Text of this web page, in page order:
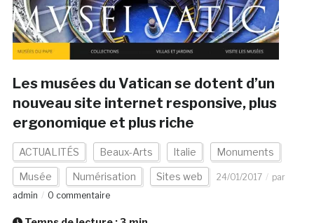
Les musées du Vatican se dotent d’un
nouveau site internet responsive, plus
ergonomique et plus riche
ACTUALITÉS Beaux-Arts Italie Monuments
Musée Numérisation Sites web 24/01/2017
par
admin
0 commentaire